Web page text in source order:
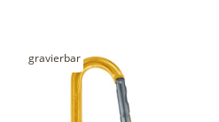
gravierbar